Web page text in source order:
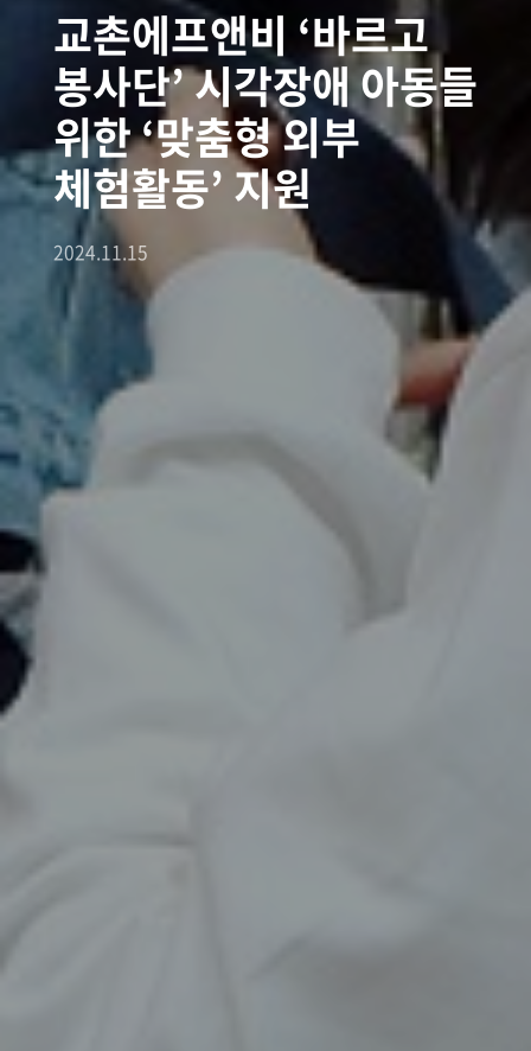
교촌에프앤비 ‘바르고
봉사단’ 시각장애 아동들
위한 ‘맞춤형 외부
체험활동’ 지원
2024.11.15